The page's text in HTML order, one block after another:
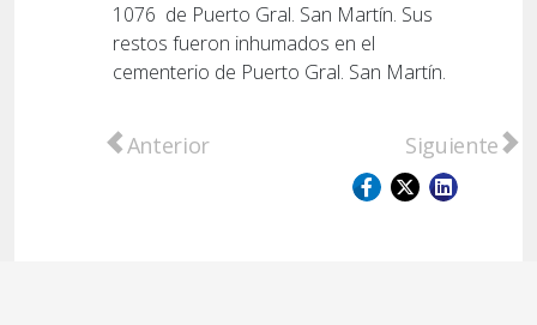
1076 de Puerto Gral. San Martín. Sus
restos fueron inhumados en el
cementerio de Puerto Gral. San Martín.
Artículo anterior: SERVICIOS CARAMUTO -
Anterior Artículo
Siguiente